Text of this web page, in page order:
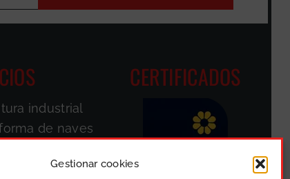
Gestionar cookies
industrial
de naves
CERTIFICADOS